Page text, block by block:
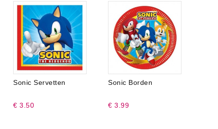
Sonic Servetten
€ 3.50
Sonic Borden
€ 3.99